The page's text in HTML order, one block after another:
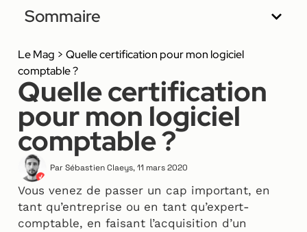
Sommaire
Le Mag > Quelle certification pour mon logiciel
comptable ?
Quelle certification
pour mon logiciel
comptable ?
Par Sébastien Claeys,11 mars 2020
Vous venez de passer un cap important, en
tant qu’entreprise ou en tant qu’expert-
comptable, en faisant l’acquisition d’un